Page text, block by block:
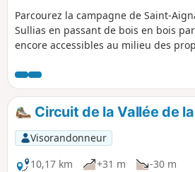
Parcourez la campagne de Saint-
Sullias en passant de bois en bois
encore accessibles au milieu des
Circuit de la Vallée de
Visorandonneur
10,17 km
+31 m
-30 m